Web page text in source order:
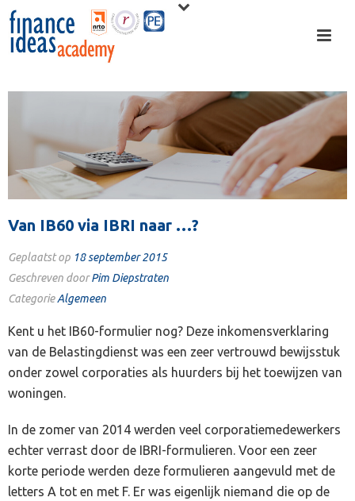
Van IB60 via IBRI naar …?
Geplaatst op 18 september 2015
Geschreven doorPim Diepstraten
CategorieAlgemeen
Kent u het IB60-formulier nog? Deze inkomensverklaring
van de Belastingdienst was een zeer vertrouwd bewijsstuk
onder zowel corporaties als huurders bij het toewijzen van
woningen.
In de zomer van 2014 werden veel corporatiemedewerkers
echter verrast door de IBRI-formulieren. Voor een zeer
korte periode werden deze formulieren aangevuld met de
letters A tot en met F. Er was eigenlijk niemand die op de